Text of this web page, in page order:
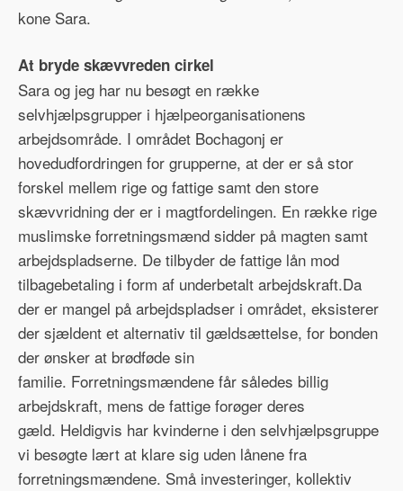
kone Sara.
At bryde skævvreden cirkel
Sara og jeg har nu besøgt en række
selvhjælpsgrupper i hjælpeorganisationens
arbejdsområde. I området Bochagonj er
hovedudfordringen for grupperne, at der er så stor
forskel mellem rige og fattige samt den store
skævvridning der er i magtfordelingen. En række rige
muslimske forretningsmænd sidder på magten samt
arbejdspladserne. De tilbyder de fattige lån mod
tilbagebetaling i form af underbetalt arbejdskraft.Da
der er mangel på arbejdspladser i området, eksisterer
der sjældent et alternativ til gældsættelse, for bonden
der ønsker at brødføde sin
familie. Forretningsmændene får således billig
arbejdskraft, mens de fattige forøger deres
gæld. Heldigvis har kvinderne i den selvhjælpsgruppe
vi besøgte lært at klare sig uden lånene fra
forretningsmændene. Små investeringer, kollektiv